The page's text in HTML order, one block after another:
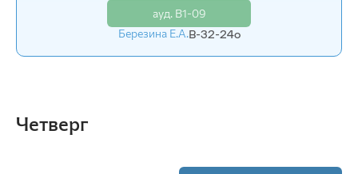
ауд. В1-09
Березина Е.А.В-32-24o
ауд. В1-09
Плотникова С.П.В-51.2-24o
Четверг